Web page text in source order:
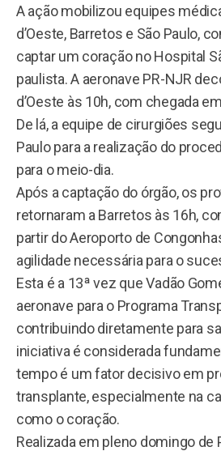
A ação mobilizou equipes
d’Oeste, Barretos e São Paulo,
captar um coração no Hospital
paulista. A aeronave PR-NJR
d’Oeste às 10h, com chegada
De lá, a equipe de cirurgiões
Paulo para a realização do
para o meio-dia.
Após a captação do órgão, os
retornaram a Barretos às 16h,
partir do Aeroporto de
agilidade necessária para o
Esta é a 13ª vez que Vadão
aeronave para o Programa
contribuindo diretamente para
iniciativa é considerada
tempo é um fator decisivo em
transplante, especialmente na
como o coração.
Realizada em pleno domingo de